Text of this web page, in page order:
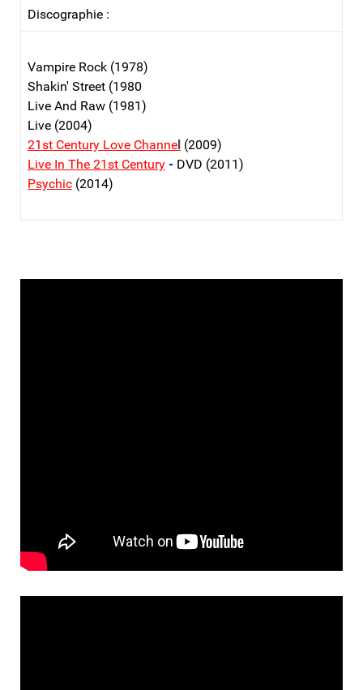
Discographie :
Vampire Rock (1978)
Shakin' Street (1980
Live And Raw (1981)
Live (2004)
21st Century Love Channel (2009)
Live In The 21st Century - DVD (2011)
Psychic (2014)